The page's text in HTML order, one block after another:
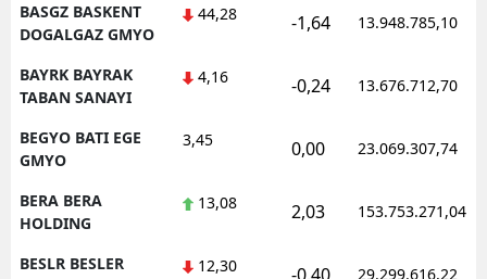
BASGZ BASKENT
DOGALGAZ GMYO
44,28 -1,64 13.948.785,10
BAYRK BAYRAK
TABAN SANAYI
4,16 -0,24 13.676.712,70
BEGYO BATI EGE
GMYO
3,45 0,00 23.069.307,74
BERA BERA
HOLDING
13,08 2,03 153.753.271,04
BESLR BESLER
12,30 29.299.616,22